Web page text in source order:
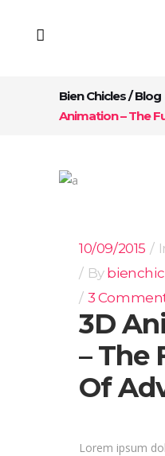
Bien Chicles/Blog
Animation – The
10/09/2015
By
3
3D
– The
Of
Lorem ipsum